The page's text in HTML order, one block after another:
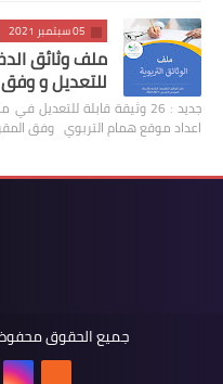
05 سبتمبر 2021
للتعديل و وفق
اعداد موقع همام التربوي وفق
جميع الحقوق